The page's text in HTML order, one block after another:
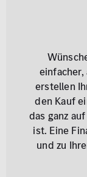
einfacher,
erstellen
den Kauf
das ganz
ist. Eine
und zu